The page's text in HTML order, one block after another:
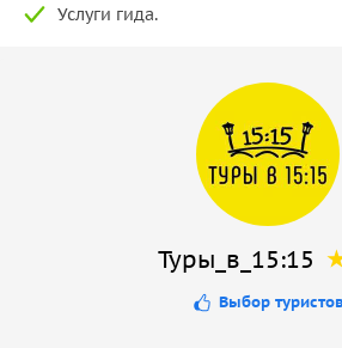
Услуги гида.
Туры_в_15:15
Выбор туристов